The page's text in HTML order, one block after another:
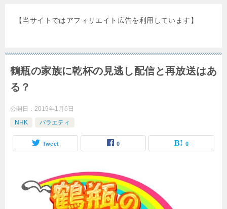
【当サイトではアフィリエイト広告を利用しています】
鶴瓶の家族に乾杯の見逃し配信と再放送はあ
る？
公開日： 2019年1月6日
NHK
バラエティ
Tweet 0 0